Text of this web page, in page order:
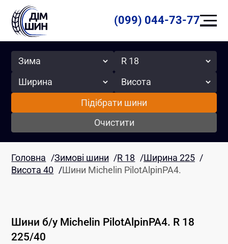
(099) 044-73-77
Сезон Радіус
Ширина Висота
Підібрати шини
Очистити
Головна /Зимові шини /R 18 /Ширина 225 /
Висота 40 /Шини Michelin PilotAlpinPA4.
Шини б/у Michelin PilotAlpinPA4. R 18
225/40